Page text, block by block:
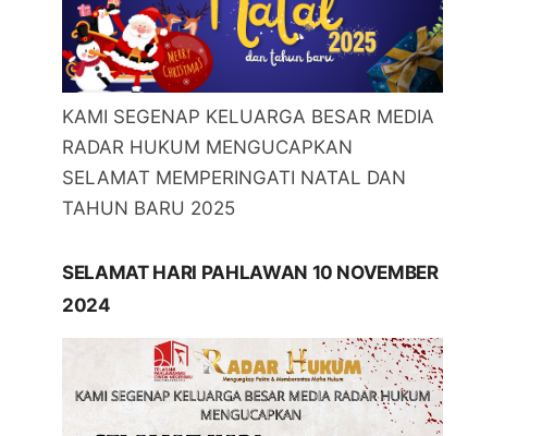
KAMI SEGENAP KELUARGA BESAR MEDIA
RADAR HUKUM MENGUCAPKAN
SELAMAT MEMPERINGATI NATAL DAN
TAHUN BARU 2025
SELAMAT HARI PAHLAWAN 10 NOVEMBER
2024